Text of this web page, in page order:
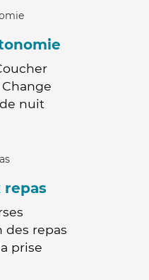
nuit
repas
des repas
prise